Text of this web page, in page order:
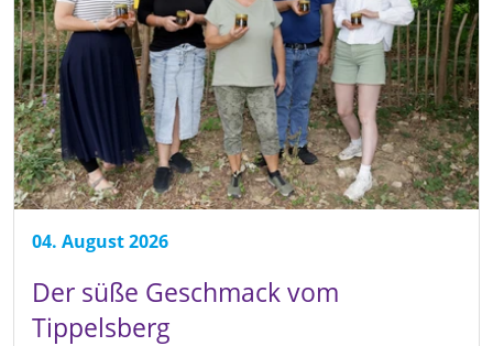
04. August 2026
Der süße Geschmack vom
Tippelsberg